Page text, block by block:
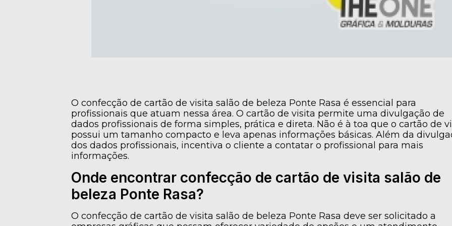
O confecção de cartão de visita salão de beleza Ponte Rasa é essencial para
profissionais que atuam nessa área. O cartão de visita permite uma divulgação de
dados profissionais de forma simples, prática e direta. Não é à toa que o cartão de
possui um tamanho compacto e leva apenas informações básicas. Além da
dos dados profissionais, incentiva o cliente a contatar o profissional para mais
informações.
Onde encontrar confecção de cartão de visita salão de
beleza Ponte Rasa?
O confecção de cartão de visita salão de beleza Ponte Rasa deve ser solicitado a